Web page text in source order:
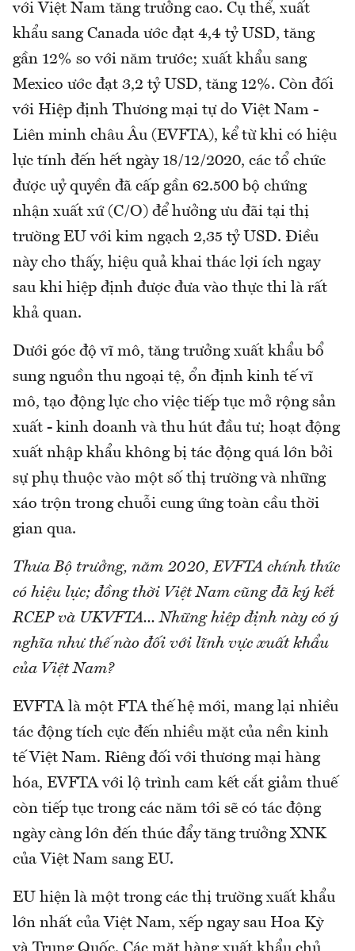
với Việt Nam tăng trưởng cao. Cụ thể, xuất
khẩu sang Canada ước đạt 4,4 tỷ USD, tăng
gần 12% so với năm trước; xuất khẩu sang
Mexico ước đạt 3,2 tỷ USD, tăng 12%. Còn đối
với Hiệp định Thương mại tự do Việt Nam -
Liên minh châu Âu (EVFTA), kể từ khi có hiệu
lực tính đến hết ngày 18/12/2020, các tổ chức
được uỷ quyền đã cấp gần 62.500 bộ chứng
nhận xuất xứ (C/O) để hưởng ưu đãi tại thị
trường EU với kim ngạch 2,35 tỷ USD. Điều
này cho thấy, hiệu quả khai thác lợi ích ngay
sau khi hiệp định được đưa vào thực thi là rất
khả quan.
Dưới góc độ vĩ mô, tăng trưởng xuất khẩu bổ
sung nguồn thu ngoại tệ, ổn định kinh tế vĩ
mô, tạo động lực cho việc tiếp tục mở rộng sản
xuất - kinh doanh và thu hút đầu tư; hoạt động
xuất nhập khẩu không bị tác động quá lớn bởi
sự phụ thuộc vào một số thị trường và những
xáo trộn trong chuỗi cung ứng toàn cầu thời
gian qua.
Thưa Bộ trưởng, năm 2020, EVFTA chính thức
có hiệu lực; đồng thời Việt Nam cũng đã ký kết
RCEP và UKVFTA... Những hiệp định này có ý
nghĩa như thế nào đối với lĩnh vực xuất khẩu
của Việt Nam?
EVFTA là một FTA thế hệ mới, mang lại nhiều
tác động tích cực đến nhiều mặt của nền kinh
tế Việt Nam. Riêng đối với thương mại hàng
hóa, EVFTA với lộ trình cam kết cắt giảm thuế
còn tiếp tục trong các năm tới sẽ có tác động
ngày càng lớn đến thúc đẩy tăng trưởng XNK
của Việt Nam sang EU.
EU hiện là một trong các thị trường xuất khẩu
lớn nhất của Việt Nam, xếp ngay sau Hoa Kỳ